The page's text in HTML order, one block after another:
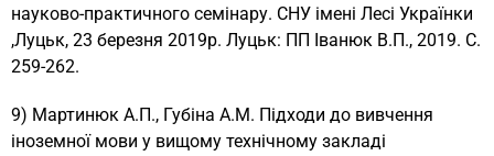
науково-практичного семінару. СНУ імені Лесі Українки
,Луцьк, 23 березня 2019р. Луцьк: ПП Іванюк В.П., 2019. С.
259-262.
9) Мартинюк А.П., Губіна А.М. Підходи до вивчення
іноземної мови у вищому технічному закладі